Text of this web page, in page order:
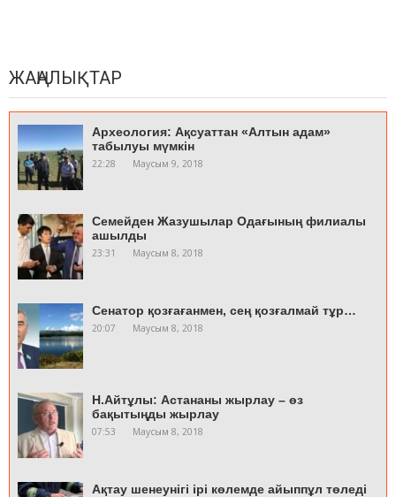
ЖАҢАЛЫҚТАР
Археология: Ақсуаттан «Алтын адам»
табылуы мүмкін
22:28 Маусым 9, 2018
Cемейден Жазушылар Одағының филиалы
ашылды
23:31 Маусым 8, 2018
Сенатор қозғағанмен, сең қозғалмай тұр…
20:07 Маусым 8, 2018
Н.Айтұлы: Астананы жырлау – өз
бақытыңды жырлау
07:53 Маусым 8, 2018
Ақтау шенеунігі ірі көлемде айыппұл төледі